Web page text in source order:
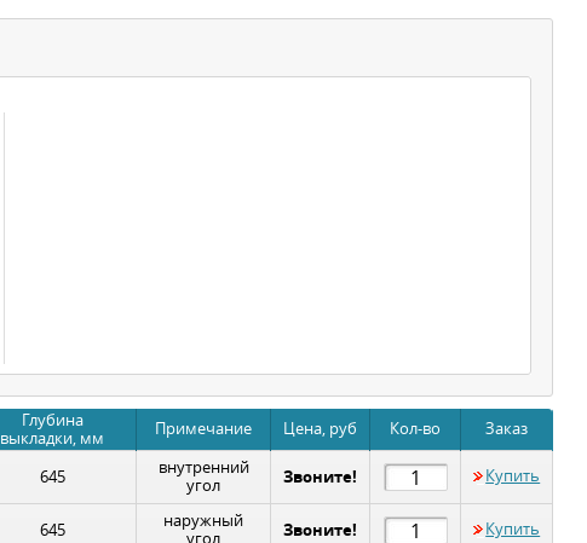
Глубина
выкладки, мм
Примечание Цена, руб Кол-во Заказ
645
внутренний
угол
Звоните! Купить
645
наружный
угол
Звоните! Купить